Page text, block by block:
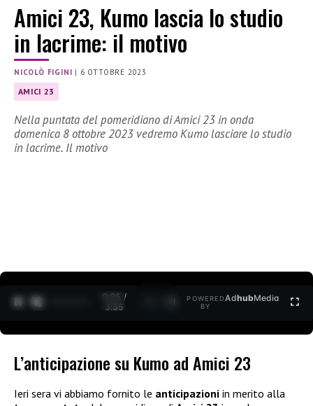
Amici 23, Kumo lascia lo studio
in lacrime: il motivo
NICOLÒ FIGINI | 6 OTTOBRE 2023
AMICI 23
Nella puntata del pomeridiano di Amici 23 in onda
domenica 8 ottobre 2023 vedremo Kumo lasciare lo studio
in lacrime. Il motivo
0:26 /
3:35
POWERED
BY
AdhubMedia
L’anticipazione su Kumo ad Amici 23
Ieri sera vi abbiamo fornito le anticipazioni in merito alla